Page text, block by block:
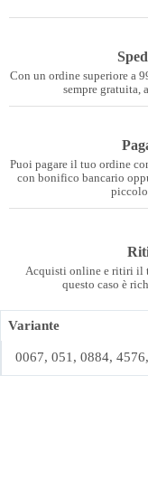
Con un ordine superiore a
sempre gratuita,
Puoi pagare il tuo ordine
con bonifico bancario
piccolo
Acquisti online e ritiri il
questo caso è
Variante
0067, 051, 0884,